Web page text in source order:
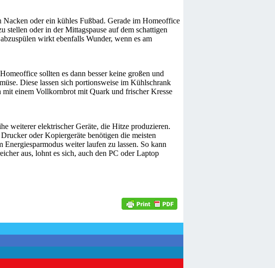
oder ein kühles Fußbad. Gerade im Homeoffice
stellen oder in der Mittagspause auf dem schattigen
wirkt ebenfalls Wunder, wenn es am
sollten es dann besser keine großen und
Diese lassen sich portionsweise im Kühlschrank
einem Vollkornbrot mit Quark und frischer Kresse
weiterer elektrischer Geräte, die Hitze produzieren.
oder Kopiergeräte benötigen die meisten
weiter laufen zu lassen. So kann
aus, lohnt es sich, auch den PC oder Laptop